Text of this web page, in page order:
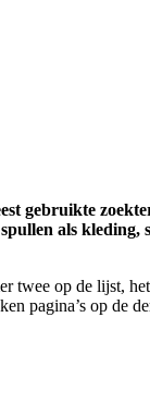
gebruikte
als kleding,
op de lijst,
pagina’s op de